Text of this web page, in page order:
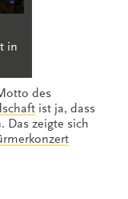
in
des
ist ja, dass
Das zeigte sich